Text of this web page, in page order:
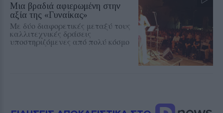
Μια βραδιά αφιερωμένη στην
αξία της «Γυναίκας»
Με δύο διαφορετικές μεταξύ τους
καλλιτεχνικές δράσεις
υποστηριζόμενες από πολύ κόσμο